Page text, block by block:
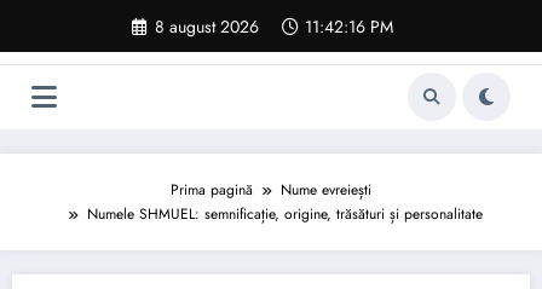
conținut
8 august 2026 11:42:17 PM
Prima pagină
Nume evreiești
Numele SHMUEL: semnificație, origine, trăsături și personalitate